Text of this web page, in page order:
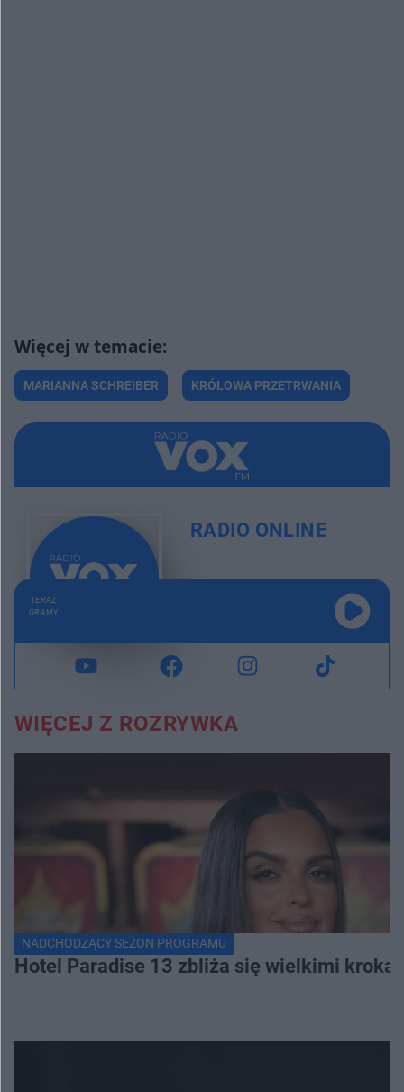
MARIANNA SCHREIBER KRÓLOWA PRZETRWANIA
RADIO ONLINE
TERAZ
GRAMY
WIĘCEJ Z ROZRYWKA
NADCHODZĄCY SEZON PROGRAMU
Hotel Paradise 13 zbliża się wielkimi